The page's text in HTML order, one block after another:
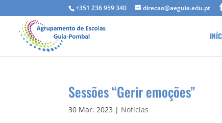
+351 236 959 340 direcao@aeguia.edu.pt
Sessões “Gerir emoções”
30 Mar. 2023 | Notícias